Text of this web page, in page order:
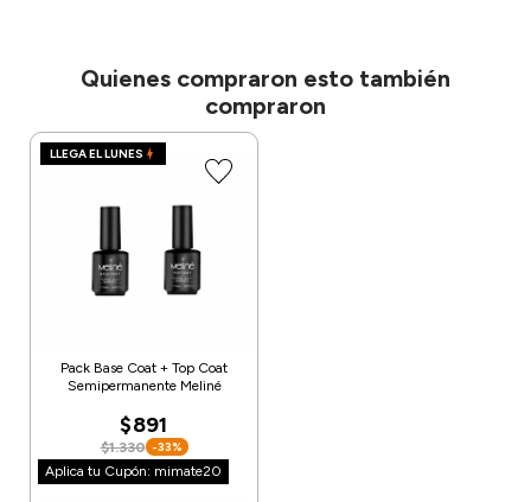
Quienes compraron esto también
compraron
LLEGA EL LUNES
Pack Base Coat + Top Coat
Semipermanente Meliné
$891
$1.330 -33%
Aplica tu Cupón: mimate20